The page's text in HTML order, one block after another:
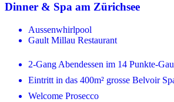
Dinner & Spa am Zürichsee
Aussenwhirlpool
Gault Millau Restaurant
2-Gang Abendessen im 14 Punkte-
Eintritt in das 400m² grosse Belvoir
Welcome Prosecco